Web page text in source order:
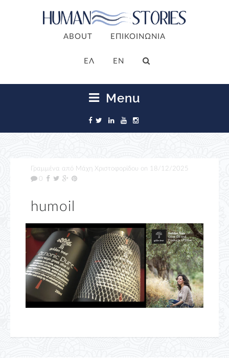
ABOUT ΕΠΙΚΟΙΝΩΝΙΑ
ΕΛ EN
Menu
Γραμμένα από Μάχη Χριστοφορίδου on 18/12/2025
0
humoil